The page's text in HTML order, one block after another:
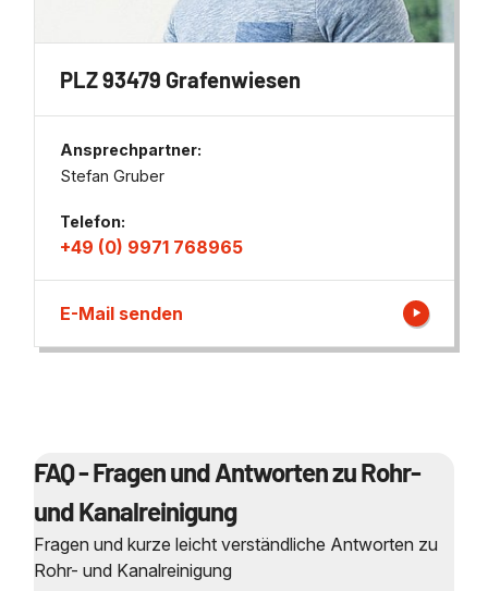
PLZ 93479 Grafenwiesen
Ansprechpartner:
Stefan Gruber
Telefon:
+49 (0) 9971 768965
E-Mail senden
FAQ - Fragen und Antworten zu Rohr-
und Kanalreinigung
Fragen und kurze leicht verständliche Antworten zu
Rohr- und Kanalreinigung